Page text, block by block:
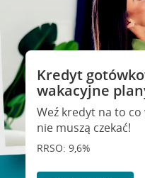
Kredyt
wakacyjne
Weź kredyt na to co
nie muszą czekać!
RRSO: 9,6%